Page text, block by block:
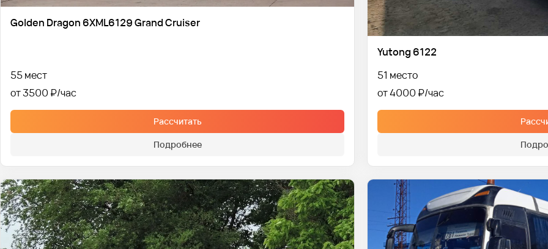
Golden Dragon 6XML6129 Grand Cruiser
55 мест
от 3500 ₽
Рассчитать
Подробнее
Yutong 6122
51 место
от 4000 ₽